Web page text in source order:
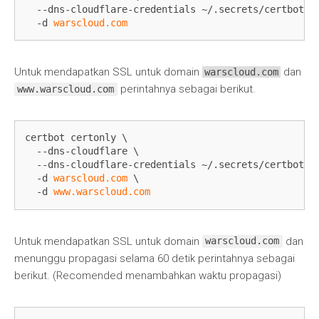
--dns-cloudflare-credentials ~/.secrets/certbot/
  -d
warscloud.com
Untuk mendapatkan SSL untuk domain warscloud.com dan
www.warscloud.com perintahnya sebagai berikut.
certbot certonly \
  --dns-cloudflare \
--dns-cloudflare-credentials ~/.secrets/certbot/
  -d
warscloud.com \
  -d
www.warscloud.com
Untuk mendapatkan SSL untuk domain warscloud.com
dan
menunggu propagasi selama 60 detik perintahnya sebagai
berikut. (Recomended menambahkan waktu propagasi)